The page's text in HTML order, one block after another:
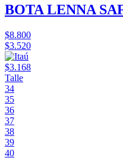
BOTA LENNA
$8.800
$3.520
$3.168
Talle
34
35
36
37
38
39
40